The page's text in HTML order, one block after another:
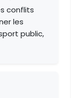
conflits
les
public,